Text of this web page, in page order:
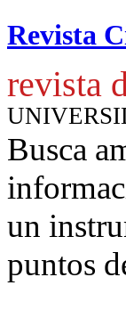
Revista
revista
Busca
un
puntos